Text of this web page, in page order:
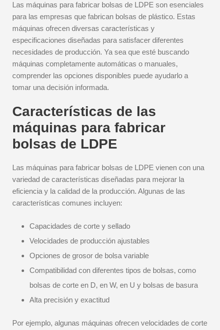
Las máquinas para fabricar bolsas de LDPE son esenciales
para las empresas que fabrican bolsas de plástico. Estas
máquinas ofrecen diversas características y
especificaciones diseñadas para satisfacer diferentes
necesidades de producción. Ya sea que esté buscando
máquinas completamente automáticas o manuales,
comprender las opciones disponibles puede ayudarlo a
tomar una decisión informada.
Características de las
máquinas para fabricar
bolsas de LDPE
Las máquinas para fabricar bolsas de LDPE vienen con una
variedad de características diseñadas para mejorar la
eficiencia y la calidad de la producción. Algunas de las
características comunes incluyen:
Capacidades de corte y sellado
Velocidades de producción ajustables
Opciones de grosor de bolsa variable
Compatibilidad con diferentes tipos de bolsas, como
bolsas de corte en D, en W, en U y bolsas de basura
Alta precisión y exactitud
Por ejemplo, algunas máquinas ofrecen velocidades de corte